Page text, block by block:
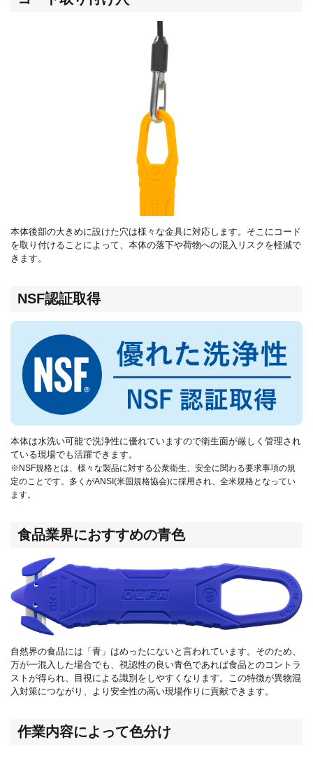
本体後部の大きめに設けた穴は様々な金具に対応します。そこにコード
を取り付けることによって、本体の落下や荷物への混入リスクを軽減で
きます。
NSF認証取得
本体は水洗い可能で洗浄性に優れていますので衛生面が厳しく管理され
ている現場でも活躍できます。
※NSF規格とは、様々な製品に対する公衆衛生、安全に関わる要求事項の規
定のことです。多くがANSI(米国規格協会)に採用され、全米規格となってい
ます。
食品業界におすすめの青色
自然界の食品には「青」はめったにないと言われています。そのため、
万が一混入した場合でも、視認性の良い青色であれば食品とのコントラ
ストが得られ、目視による識別をしやすくなります。この特徴が異物混
入対策につながり、より安全性の高い現場作りに貢献できます。
作業内容によって色分け